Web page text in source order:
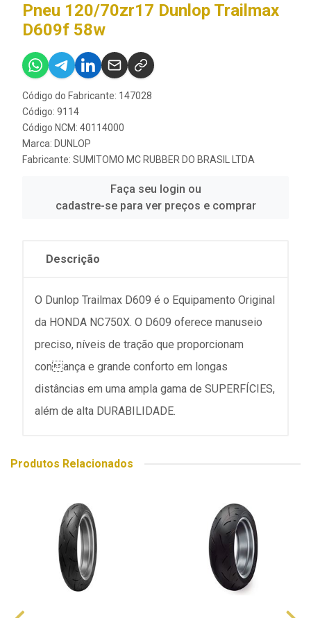
Pneu 120/70zr17 Dunlop Trailmax
D609f 58w
Código do Fabricante: 147028
Código: 9114
Código NCM: 40114000
Marca: DUNLOP
Fabricante: SUMITOMO MC RUBBER DO BRASIL LTDA
Faça seu login ou
cadastre-se para ver preços e comprar
Descrição
O Dunlop Trailmax D609 é o Equipamento Original
da HONDA NC750X. O D609 oferece manuseio
preciso, níveis de tração que proporcionam
conança e grande conforto em longas
distâncias em uma ampla gama de SUPERFÍCIES,
além de alta DURABILIDADE.
Produtos Relacionados